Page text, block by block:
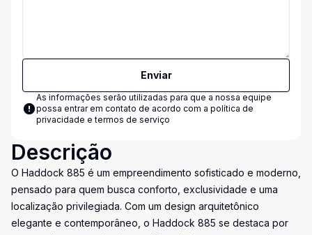
Enviar
As informações serão utilizadas para que a nossa equipe
possa entrar em contato de acordo com a política de
privacidade e termos de serviço
Descrição
O Haddock 885 é um empreendimento sofisticado e moderno,
pensado para quem busca conforto, exclusividade e uma
localização privilegiada. Com um design arquitetônico
elegante e contemporâneo, o Haddock 885 se destaca por